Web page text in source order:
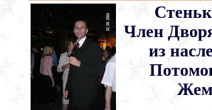
Член
из